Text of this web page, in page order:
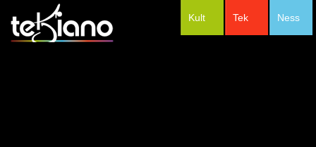
Ness
Tek
Kult